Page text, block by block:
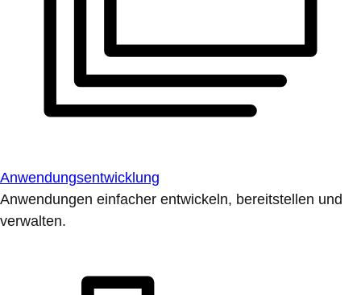
Anwendungsentwicklung
Anwendungen einfacher entwickeln, bereitstellen und
verwalten.